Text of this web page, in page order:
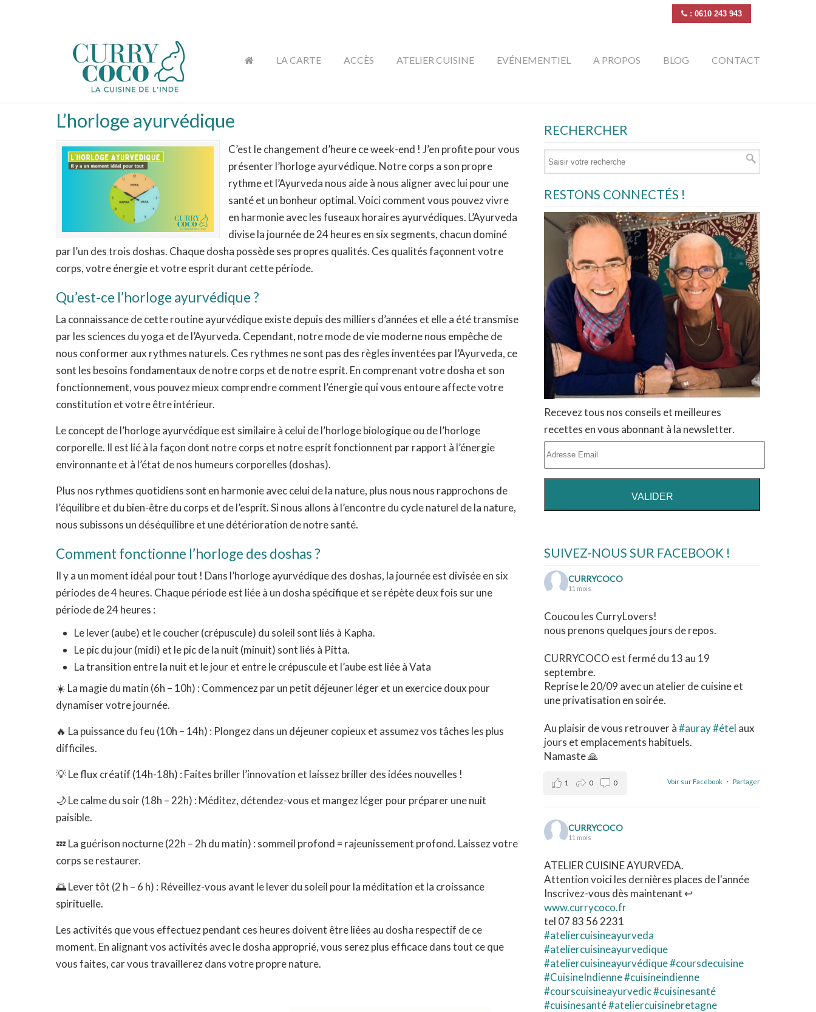
: 0610 243 943
La cuisine de l'Inde
LA CARTE ACCÈS ATELIER CUISINE EVÉNEMENTIEL A PROPOS BLOG CONTACT
L’horloge ayurvédique
C’est le changement d’heure ce week-end ! J’en profite pour vous
présenter l’horloge ayurvédique. Notre corps a son propre
rythme et l’Ayurveda nous aide à nous aligner avec lui pour une
santé et un bonheur optimal. Voici comment vous pouvez vivre
en harmonie avec les fuseaux horaires ayurvédiques. L’Ayurveda
divise la journée de 24 heures en six segments, chacun dominé
par l’un des trois doshas. Chaque dosha possède ses propres qualités. Ces qualités façonnent votre
corps, votre énergie et votre esprit durant cette période.
Qu’est-ce l’horloge ayurvédique ?
La connaissance de cette routine ayurvédique existe depuis des milliers d’années et elle a été transmise
par les sciences du yoga et de l’Ayurveda. Cependant, notre mode de vie moderne nous empêche de
nous conformer aux rythmes naturels. Ces rythmes ne sont pas des règles inventées par l’Ayurveda, ce
sont les besoins fondamentaux de notre corps et de notre esprit. En comprenant votre dosha et son
fonctionnement, vous pouvez mieux comprendre comment l’énergie qui vous entoure affecte votre
constitution et votre être intérieur.
Le concept de l’horloge ayurvédique est similaire à celui de l’horloge biologique ou de l’horloge
corporelle. Il est lié à la façon dont notre corps et notre esprit fonctionnent par rapport à l’énergie
environnante et à l’état de nos humeurs corporelles (doshas).
Plus nos rythmes quotidiens sont en harmonie avec celui de la nature, plus nous nous rapprochons de
l’équilibre et du bien-être du corps et de l’esprit. Si nous allons à l’encontre du cycle naturel de la nature,
nous subissons un déséquilibre et une détérioration de notre santé.
Comment fonctionne l’horloge des doshas ?
Il y a un moment idéal pour tout ! Dans l’horloge ayurvédique des doshas, la journée est divisée en six
périodes de 4 heures. Chaque période est liée à un dosha spécifique et se répète deux fois sur une
période de 24 heures :
Le lever (aube) et le coucher (crépuscule) du soleil sont liés à Kapha.
Le pic du jour (midi) et le pic de la nuit (minuit) sont liés à Pitta.
La transition entre la nuit et le jour et entre le crépuscule et l’aube est liée à Vata
☀️ La magie du matin (6h – 10h) : Commencez par un petit déjeuner léger et un exercice doux pour
dynamiser votre journée.
🔥 La puissance du feu (10h – 14h) : Plongez dans un déjeuner copieux et assumez vos tâches les plus
difficiles.
💡 Le flux créatif (14h-18h) : Faites briller l’innovation et laissez briller des idées nouvelles !
🌙 Le calme du soir (18h – 22h) : Méditez, détendez-vous et mangez léger pour préparer une nuit
paisible.
💤 La guérison nocturne (22h – 2h du matin) : sommeil profond = rajeunissement profond. Laissez votre
corps se restaurer.
🌅 Lever tôt (2 h – 6 h) : Réveillez-vous avant le lever du soleil pour la méditation et la croissance
spirituelle.
Les activités que vous effectuez pendant ces heures doivent être liées au dosha respectif de ce
moment. En alignant vos activités avec le dosha approprié, vous serez plus efficace dans tout ce que
vous faites, car vous travaillerez dans votre propre nature.
RECHERCHER
RESTONS CONNECTÉS !
Recevez tous nos conseils et meilleures
recettes en vous abonnant à la newsletter.
SUIVEZ-NOUS SUR FACEBOOK !
CURRYCOCO
11 mois
Coucou les CurryLovers!
nous prenons quelques jours de repos.
CURRYCOCO est fermé du 13 au 19
septembre.
Reprise le 20/09 avec un atelier de cuisine et
une privatisation en soirée.
Au plaisir de vous retrouver à#auray#étel aux
jours et emplacements habituels.
Namaste 🙏
Voir sur Facebook · Partager
1 0 0
CURRYCOCO
11 mois
ATELIER CUISINE AYURVEDA.
Attention voici les dernières places de l'année
Inscrivez-vous dès maintenant ↩️
www.currycoco.fr
tel 07 83 56 2231
#ateliercuisineayurveda
#ateliercuisineayurvedique
#ateliercuisineayurvédique#coursdecuisine
#CuisineIndienne#cuisineindienne
#courscuisineayurvedic#cuisinesanté
#cuisinesanté#ateliercuisinebretagne